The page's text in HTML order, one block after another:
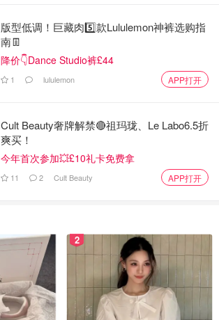
版型低调！巨藏肉5️⃣款Lululemon神裤选购指
南👖
降价👇Dance Studio裤£44
1 lululemon APP打开
Cult Beauty奢牌解禁🔴祖玛珑、Le Labo6.5折
爽买！
今年首次参加💥£10礼卡免费拿
11 2 Cult Beauty APP打开
2